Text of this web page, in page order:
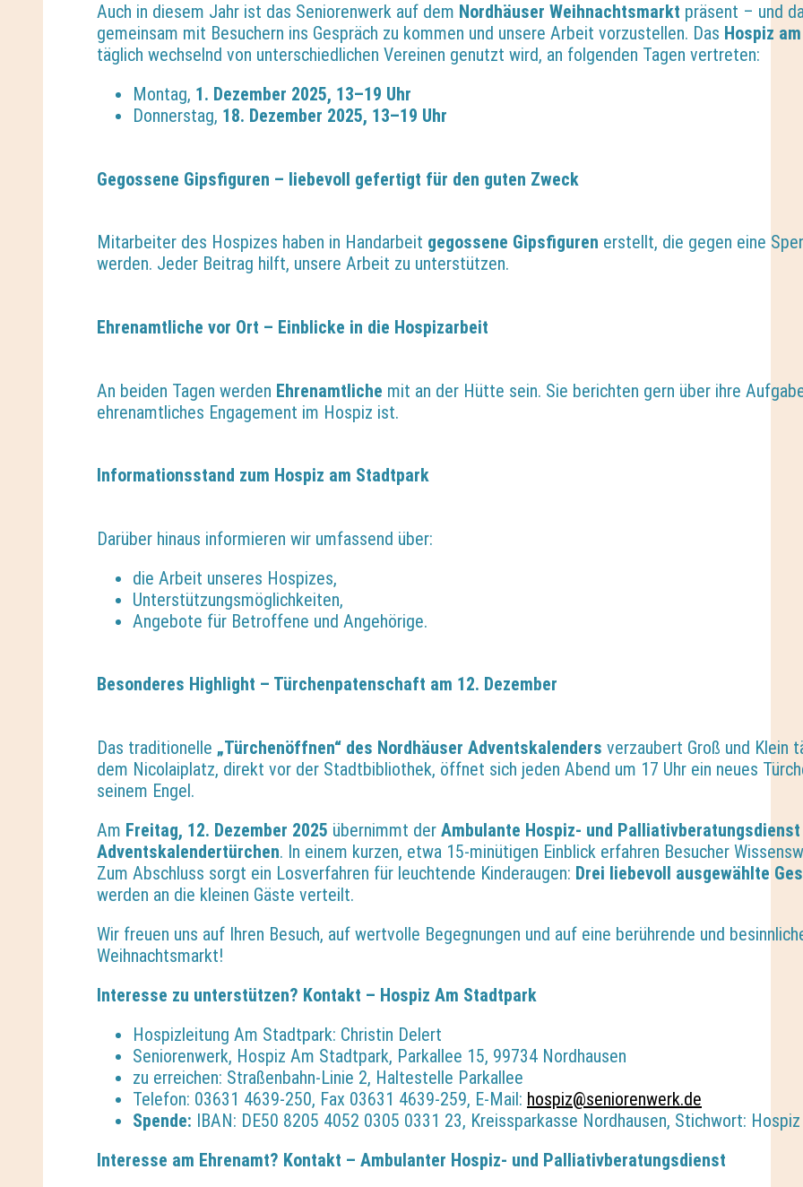
Auch in diesem Jahr ist das Seniorenwerk auf dem Nordhäuser Weihnachtsmarkt präsent – und
gemeinsam mit Besuchern ins Gespräch zu kommen und unsere Arbeit vorzustellen. Das Hospiz
täglich wechselnd von unterschiedlichen Vereinen genutzt wird, an folgenden Tagen vertreten:
Montag, 1. Dezember 2025, 13–19 Uhr
Donnerstag, 18. Dezember 2025, 13–19 Uhr
Gegossene Gipsfiguren – liebevoll gefertigt für den guten Zweck
Mitarbeiter des Hospizes haben in Handarbeit gegossene Gipsfiguren erstellt, die gegen eine
werden. Jeder Beitrag hilft, unsere Arbeit zu unterstützen.
Ehrenamtliche vor Ort – Einblicke in die Hospizarbeit
An beiden Tagen werden Ehrenamtliche mit an der Hütte sein. Sie berichten gern über ihre
ehrenamtliches Engagement im Hospiz ist.
Informationsstand zum Hospiz am Stadtpark
Darüber hinaus informieren wir umfassend über:
die Arbeit unseres Hospizes,
Unterstützungsmöglichkeiten,
Angebote für Betroffene und Angehörige.
Besonderes Highlight – Türchenpatenschaft am 12. Dezember
Das traditionelle „Türchenöffnen“ des Nordhäuser Adventskalenders verzaubert Groß und Klein
dem Nicolaiplatz, direkt vor der Stadtbibliothek, öffnet sich jeden Abend um 17 Uhr ein neues
seinem Engel.
Am Freitag, 12. Dezember 2025 übernimmt der Ambulante Hospiz- und Palliativberatungsdienst
Adventskalendertürchen. In einem kurzen, etwa 15-minütigen Einblick erfahren Besucher
Zum Abschluss sorgt ein Losverfahren für leuchtende Kinderaugen: Drei liebevoll ausgewählte
werden an die kleinen Gäste verteilt.
Wir freuen uns auf Ihren Besuch, auf wertvolle Begegnungen und auf eine berührende und
Weihnachtsmarkt!
Interesse zu unterstützen? Kontakt – Hospiz Am Stadtpark
Hospizleitung Am Stadtpark: Christin Delert
Seniorenwerk, Hospiz Am Stadtpark, Parkallee 15, 99734 Nordhausen
zu erreichen: Straßenbahn-Linie 2, Haltestelle Parkallee
Telefon: 03631 4639-250, Fax 03631 4639-259, E-Mail: hospiz@seniorenwerk.de
Spende: IBAN: DE50 8205 4052 0305 0331 23, Kreissparkasse Nordhausen, Stichwort:
Interesse am Ehrenamt? Kontakt – Ambulanter Hospiz- und Palliativberatungsdienst